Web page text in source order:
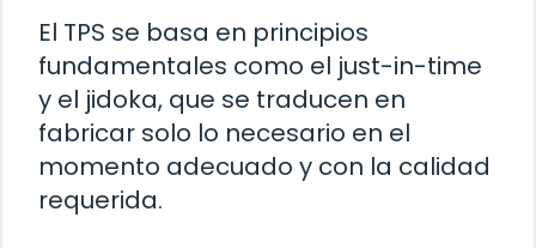
El TPS se basa en principios
fundamentales como el just-in-time
y el jidoka, que se traducen en
fabricar solo lo necesario en el
momento adecuado y con la calidad
requerida.